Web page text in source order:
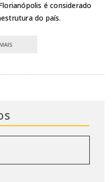
é considerado
do país.